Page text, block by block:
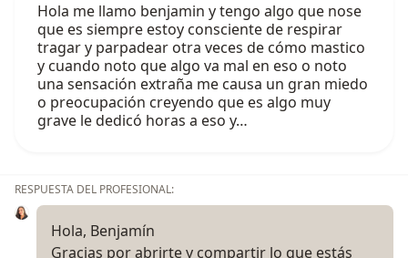
Hola me llamo benjamin y tengo algo que nose
que es siempre estoy consciente de respirar
tragar y parpadear otra veces de cómo mastico
y cuando noto que algo va mal en eso o noto
una sensación extraña me causa un gran miedo
o preocupación creyendo que es algo muy
grave le dedicó horas a eso y…
RESPUESTA DEL PROFESIONAL:
Hola, Benjamín
Gracias por abrirte y compartir lo que estás